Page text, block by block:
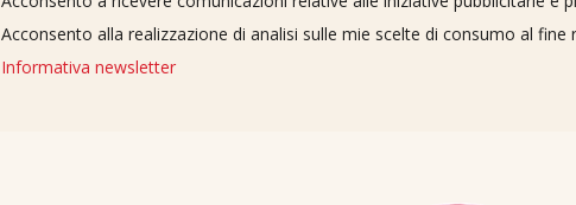
Acconsento alla realizzazione di analisi sulle mie scelte di consumo al
Informativa newsletter